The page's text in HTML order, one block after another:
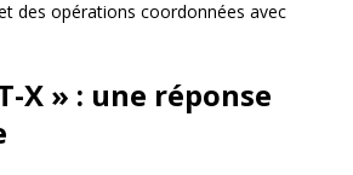
des opérations coordonnées avec
X » : une réponse